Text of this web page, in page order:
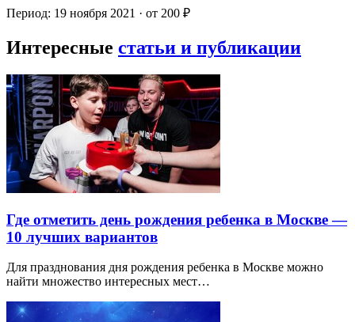
Период: 19 ноября 2021 · от 200 ₽
Интересные статьи и публикации
Где отметить день рождения ребенка в Москве —
10 лучших вариантов
Для празднования дня рождения ребенка в Москве можно
найти множество интересных мест…